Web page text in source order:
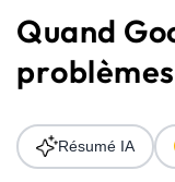
Solutions
Ressources
Audit SEO
Quand
Résumé IA